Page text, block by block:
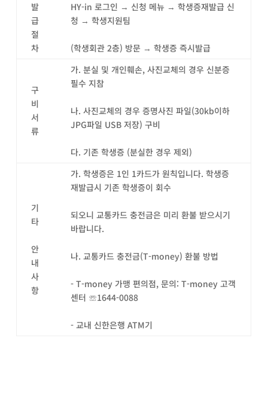
발
급
절
차
HY-in 로그인 → 신청 메뉴 → 학생증재발급 신
청 → 학생지원팀
(학생회관 2층) 방문 → 학생증 즉시발급
구
비
서
류
가. 분실 및 개인훼손, 사진교체의 경우 신분증
필수 지참
나. 사진교체의 경우 증명사진 파일(30kb이하
JPG파일 USB 저장) 구비
다. 기존 학생증 (분실한 경우 제외)
기
타
안
내
사
항
가. 학생증은 1인 1카드가 원칙입니다. 학생증
재발급시 기존 학생증이 회수
되오니 교통카드 충전금은 미리 환불 받으시기
바랍니다.
나. 교통카드 충전금(T-money) 환불 방법
- T-money 가맹 편의점, 문의: T-money 고객
센터 ☏1644-0088
- 교내 신한은행 ATM기